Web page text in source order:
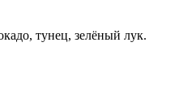
тунец, зелёный лук.